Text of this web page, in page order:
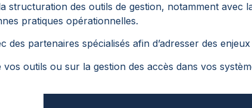
structuration des outils de gestion, notamment avec
pratiques opérationnelles.
partenaires spécialisés afin d’adresser des
outils ou sur la gestion des accès dans vos